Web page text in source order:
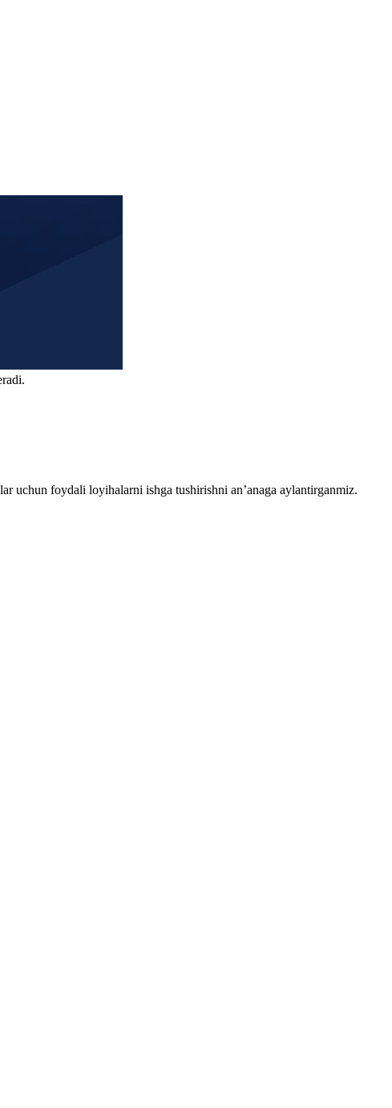
uchun foydali loyihalarni ishga tushirishni an’anaga aylantirganmiz.